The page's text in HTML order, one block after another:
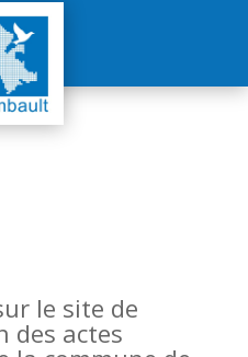
le site de
des actes